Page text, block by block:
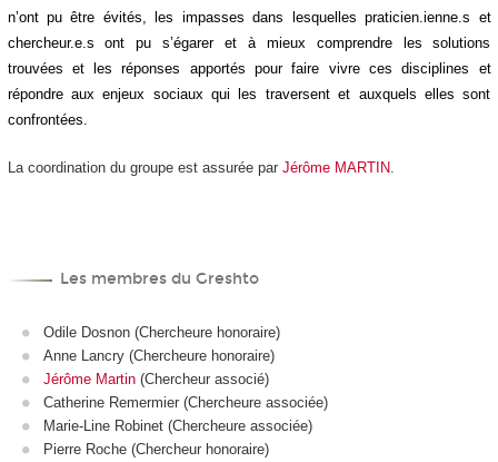
n’ont pu être évités, les impasses dans lesquelles praticien.ienne.s et
chercheur.e.s ont pu s’égarer et à mieux comprendre les solutions
trouvées et les réponses apportés pour faire vivre ces disciplines et
répondre aux enjeux sociaux qui les traversent et auxquels elles sont
confrontées.
La coordination du groupe est assurée par Jérôme MARTIN
Les membres du Greshto
Odile Dosnon (Chercheure honoraire)
Anne Lancry (Chercheure honoraire)
Jérôme Martin (Chercheur associé)
Catherine Remermier (Chercheure associée)
Marie-Line Robinet (Chercheure associée)
Pierre Roche (Chercheur honoraire)